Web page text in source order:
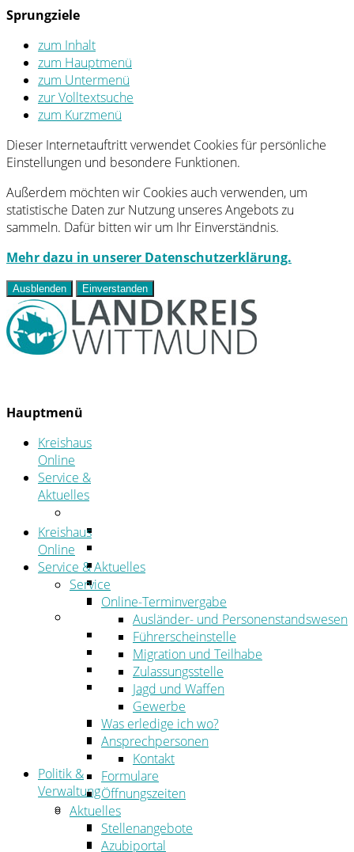
Sprungziele
zum Inhalt
zum Hauptmenü
zum Untermenü
zur Volltextsuche
zum Kurzmenü
Dieser Internetauftritt verwendet Cookies für persönliche
Einstellungen und besondere Funktionen.
Außerdem möchten wir Cookies auch verwenden, um
statistische Daten zur Nutzung unseres Angebots zu
sammeln. Dafür bitten wir um Ihr Einverständnis.
Mehr dazu in unserer Datenschutzerklärung.
Ausblenden Einverstanden
Hauptmenü
Kreishaus
Online
Service &
Aktuelles
Ansprechpersonen
Formulare
Öffnungszeiten
Aktuelles
Stellenangebote
Azubiportal
Pressemitteilungen
Bekanntmachungen & öffentliche
Zustellungen
Kehrbezirksausschreibungen
Amtsblatt
Öffentliche Ausschreibungen
Politik &
Verwaltung
Politik
Kreistag
Kreistagsinformationssystem
Kreishaus
Online
Service & Aktuelles
Service
Online-Terminvergabe
Ausländer- und Personenstandswesen
Führerscheinstelle
Migration und Teilhabe
Zulassungsstelle
Jagd und Waffen
Gewerbe
Was erledige ich wo?
Ansprechpersonen
Kontakt
Formulare
Öffnungszeiten
Aktuelles
Stellenangebote
Azubiportal